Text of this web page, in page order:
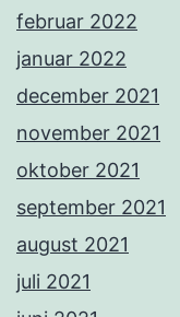
februar 2022
januar 2022
december 2021
november 2021
oktober 2021
september 2021
august 2021
juli 2021